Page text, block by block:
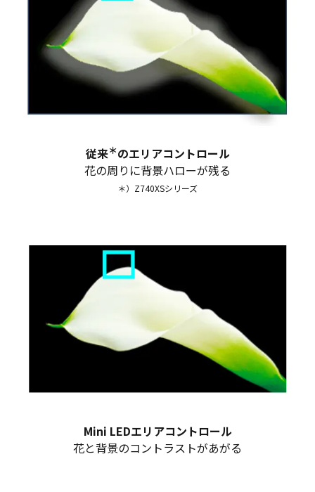
従来＊のエリアコントロール
花の周りに背景ハローが残る
＊）Z740XSシリーズ
Mini LEDエリアコントロール
花と背景のコントラストがあがる